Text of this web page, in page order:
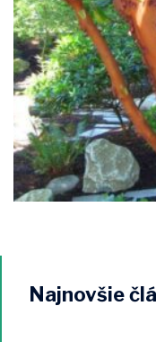
Najnovšie